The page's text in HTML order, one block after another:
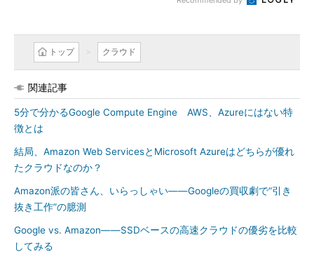
トップ クラウド
関連記事
5分で分かるGoogle Compute Engine AWS、Azureにはない特
徴とは
結局、Amazon Web ServicesとMicrosoft Azureはどちらが優れ
たクラウドなのか？
Amazon派の皆さん、いらっしゃい――Googleの買収劇で“引き
抜き工作”の臆測
Google vs. Amazon――SSDベースの高速クラウドの優劣を比較
してみる